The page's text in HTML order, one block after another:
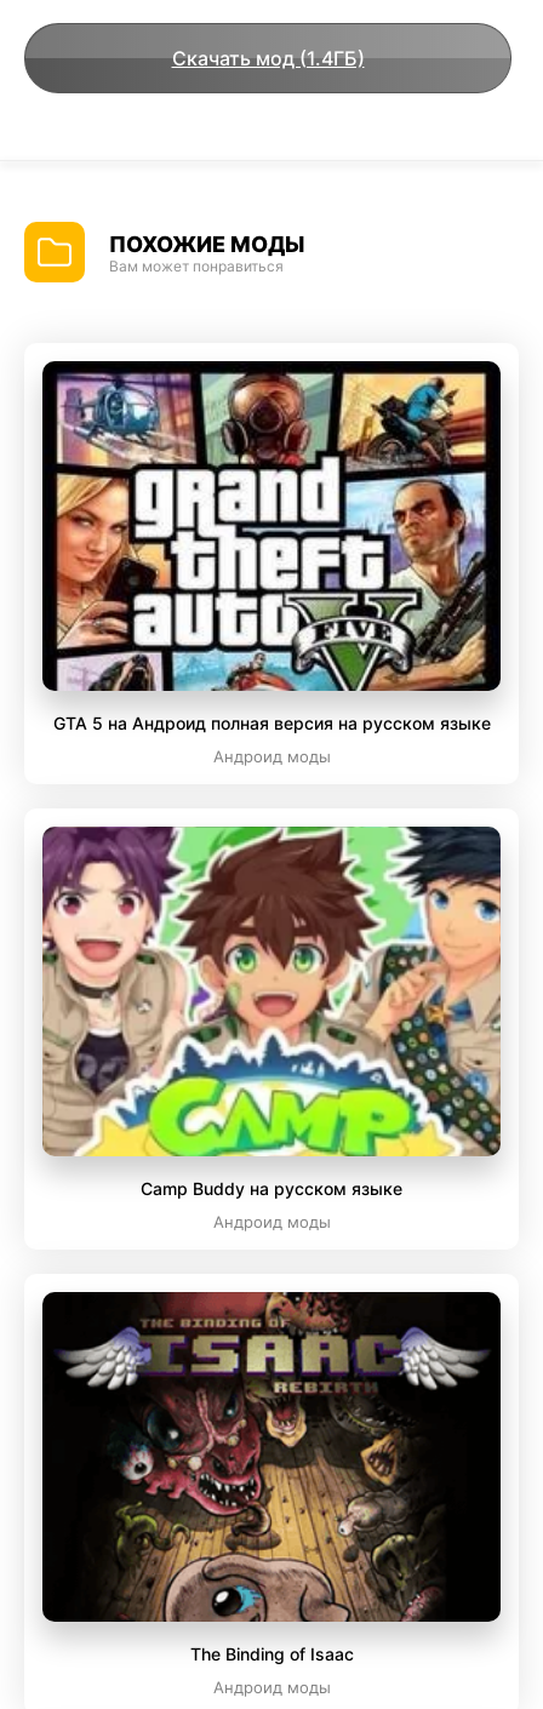
Скачать мод (1.4ГБ)
ПОХОЖИЕ МОДЫ
Вам может понравиться
GTA 5 на Андроид полная версия на русском языке
Андроид моды
Camp Buddy на русском языке
Андроид моды
The Binding of Isaac
Андроид моды